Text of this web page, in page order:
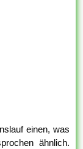
einen, was
ähnlich.